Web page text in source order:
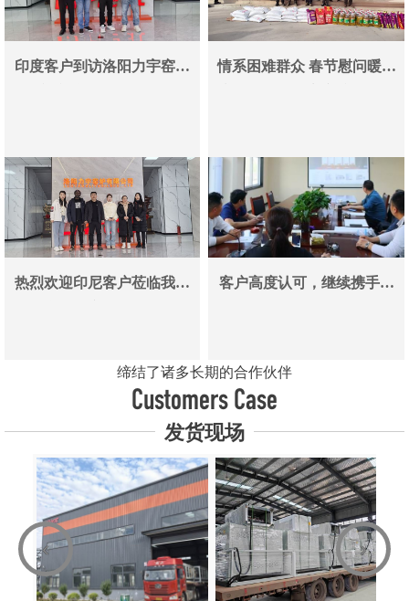
印度客户到访洛阳力宇窑炉
情系困难群众 春节慰问暖人
热烈欢迎印尼客户莅临我司
客户高度认可，继续携手同
缔结了诸多长期的合作伙伴
Customers Case
发货现场
‹ ›